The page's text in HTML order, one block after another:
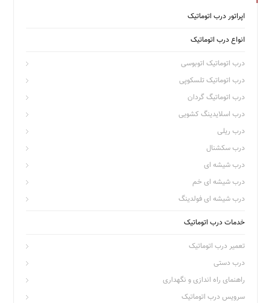
اپراتور درب اتوماتیک
انواع درب اتوماتیک
درب اتوماتیک اتوبوسی
درب اتوماتیک تلسکوپی
درب اتوماتیگ گردان
درب اسلایدینگ کشویی
درب ریلی
درب سکشنال
درب شیشه ای
درب شیشه ای خم
درب شیشه ای فولدینگ
خدمات درب اتوماتیک
تعمیر درب اتوماتیک
درب دستی
راهنمای راه اندازی و نگهداری
سرویس درب اتوماتیک